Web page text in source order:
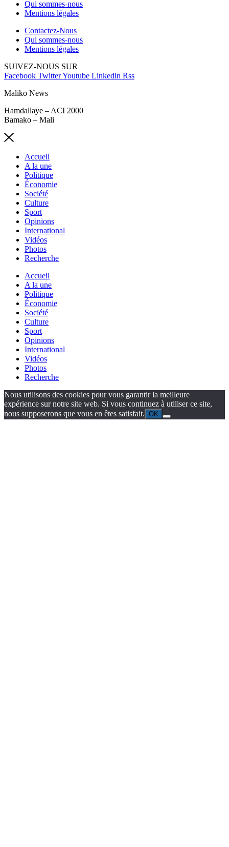
Qui sommes-nous
Mentions légales
Contactez-Nous
Qui sommes-nous
Mentions légales
SUIVEZ-NOUS SUR
Facebook TwitterYoutube Linkedin Rss
Maliko News
Hamdallaye – ACI 2000
Bamako – Mali
Accueil
A la une
Politique
Économie
Société
Culture
Sport
Opinions
International
Vidéos
Photos
Recherche
Accueil
A la une
Politique
Économie
Société
Culture
Sport
Opinions
International
Vidéos
Photos
Recherche
Nous utilisons des cookies pour vous garantir la meilleure
expérience sur notre site web. Si vous continuez à utiliser ce site,
nous supposerons que vous en êtes satisfait. OK